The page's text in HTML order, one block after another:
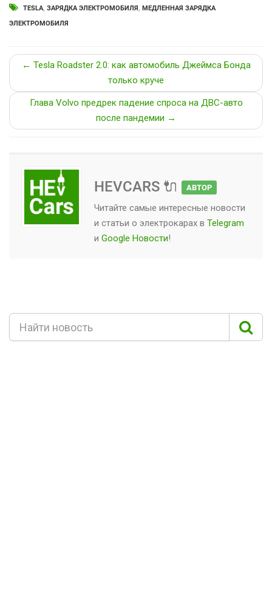
TESLA, ЗАРЯДКА ЭЛЕКТРОМОБИЛЯ, МЕДЛЕННАЯ ЗАРЯДКА
ЭЛЕКТРОМОБИЛЯ
← Tesla Roadster 2.0: как автомобиль Джеймса Бонда
только круче
Глава Volvo предрек падение спроса на ДВС-авто
после пандемии →
HEVCARS 🔌 АВТОР
Читайте самые интересные новости
и статьи о электрокарах в Telegram
и Google Новости!